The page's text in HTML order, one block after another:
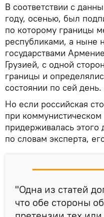
В соответствии с
году, осенью, был
по которому границы
республиками, а ныне
государствами
Грузией, с одной
границы и
состоянии по сей день.
Но если российская
при
придерживалась этого
по словам эксперта,
"Одна из статей
что обе стороны